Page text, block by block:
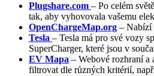
Plugshare.com – Po celém
tak, aby vyhovovala vašemu
OpenChargeMap.org – Nabízí
Tesla – Tesla má pro své vozy
SuperCharger, které jsou v
EV Mapa – Webové rozhraní a
filtrovat dle různých kritérií,